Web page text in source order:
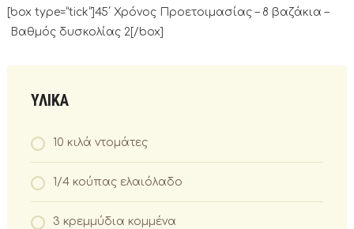
[box type=”tick”]45΄ Χρόνος Προετοιμασίας – 8 βαζάκια –
Βαθμός δυσκολίας 2[/box]
ΥΛΙΚΑ
10 κιλά ντομάτες
1/4 κούπας ελαιόλαδο
3 κρεμμύδια κομμένα